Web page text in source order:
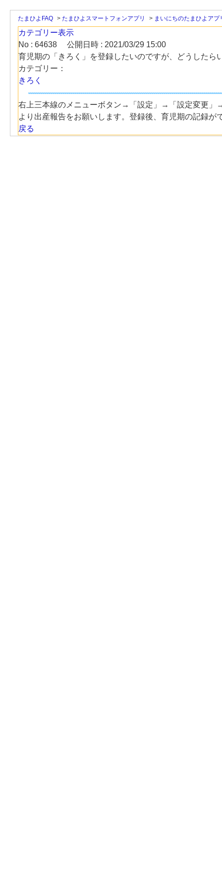
たまひよFAQ > たまひよスマートフォンアプリ > まいにちのたまひよアプ
カテゴリー表示
No : 64638
公開日時 : 2021/03/29 15:00
育児期の「きろく」を登録したいのですが、どうしたら
カテゴリー：
きろく
右上三本線のメニューボタン→「設定」→「設定変更」
より出産報告をお願いします。登録後、育児期の記録が
戻る